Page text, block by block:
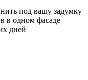
под вашу задумку
в одном фасаде
дней